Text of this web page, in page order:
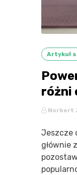
Artykuł
różni
Norbert
Jeszcze
głównie